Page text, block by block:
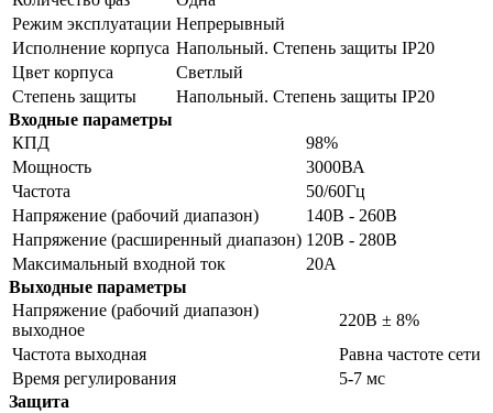
Режим эксплуатации Непрерывный
Исполнение корпуса Напольный. Степень защиты IP20
Цвет корпуса
Светлый
Степень защиты
Напольный. Степень защиты IP20
Входные параметры
КПД
98%
Мощность
3000ВА
Частота
50/60Гц
Напряжение (рабочий диапазон)
140В - 260В
Напряжение (расширенный диапазон) 120В - 280В
Максимальный входной ток
20А
Выходные параметры
Напряжение (рабочий диапазон)
выходное
220В ± 8%
Частота выходная
Равна частоте сети
Время регулирования
5-7 мс
Защита